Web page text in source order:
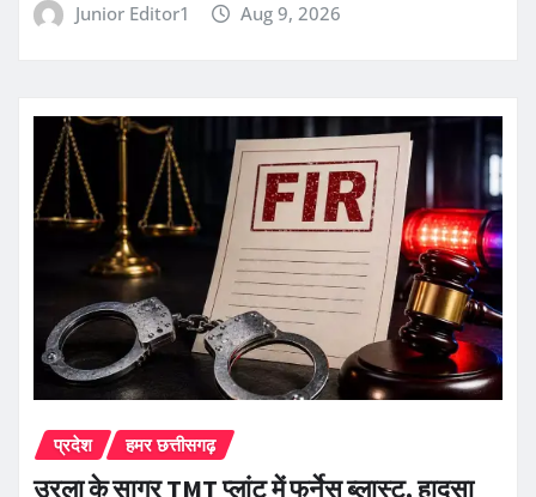
Junior Editor1 Aug 9, 2026
प्रदेश हमर छत्तीसगढ़
उरला के सागर TMT प्लांट में फर्नेस ब्लास्ट, हादसा